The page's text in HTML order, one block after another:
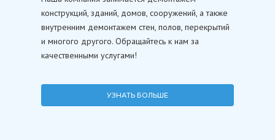
конструкций, зданий, домов, сооружений, а также
внутренним демонтажем стен, полов, перекрытий
и многого другого. Обращайтесь к нам за
качественными услугами!
УЗНАТЬ БОЛЬШЕ